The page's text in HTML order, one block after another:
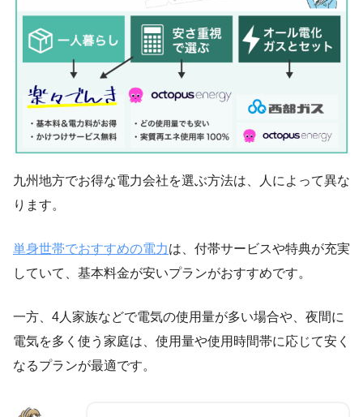
九州地方でお得な電力会社を選ぶ方法は、人によって異な
ります。
単身世帯でおすすめの電力は、付帯サービスや特典が充実
していて、基本料金が安いプランがおすすめです。
一方、4人家族などで電気の使用量が多い場合や、夜間に
電気を多く使う家庭は、使用量や使用時間帯に応じて安く
なるプランが最適です。